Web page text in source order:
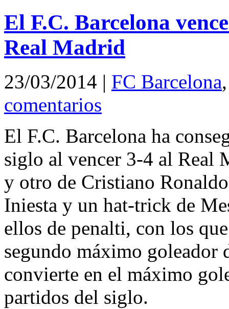
El F.C. Barcelona
Real Madrid
23/03/2014 | FC Barcelona
comentarios
El F.C. Barcelona ha
siglo al vencer 3-4 al Real
y otro de Cristiano
Iniesta y un hat-trick de
ellos de penalti, con los
segundo máximo goleador
convierte en el máximo
partidos del siglo.